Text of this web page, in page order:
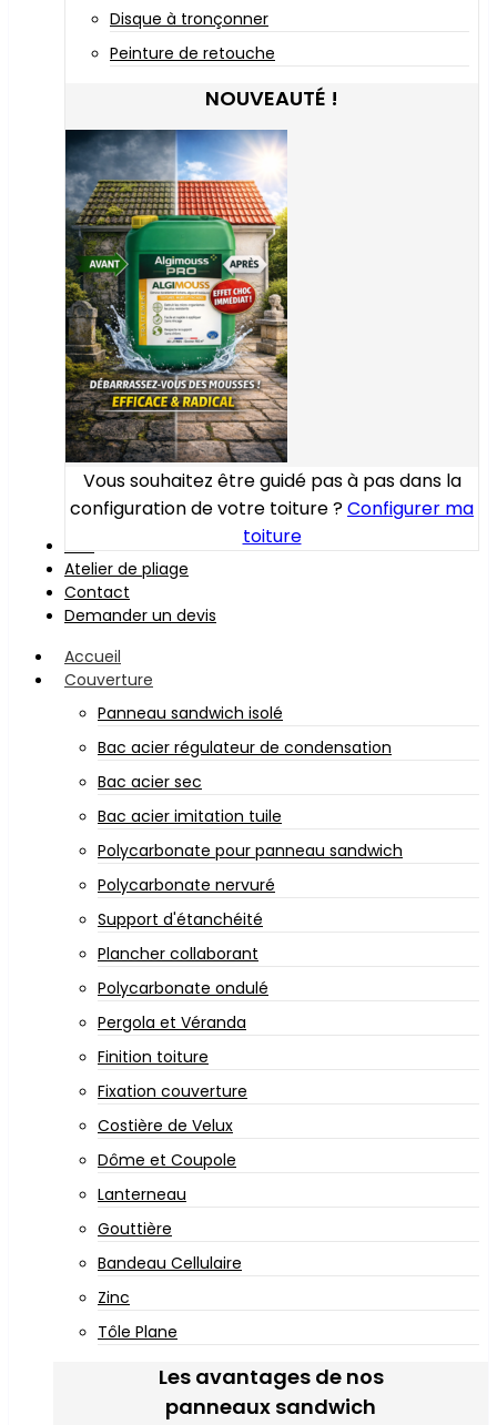
Disque à tronçonner
Peinture de retouche
NOUVEAUTÉ !
Vous souhaitez être guidé pas à pas dans la
configuration de votre toiture ?Configurer ma
toiture
Atelier de pliage
Contact
Demander un devis
Accueil
Couverture
Panneau sandwich isolé
Bac acier régulateur de condensation
Bac acier sec
Bac acier imitation tuile
Polycarbonate pour panneau sandwich
Polycarbonate nervuré
Support d'étanchéité
Plancher collaborant
Polycarbonate ondulé
Pergola et Véranda
Finition toiture
Fixation couverture
Costière de Velux
Dôme et Coupole
Lanterneau
Gouttière
Bandeau Cellulaire
Zinc
Tôle Plane
Les avantages de nos
panneaux sandwich